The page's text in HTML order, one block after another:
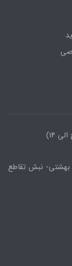
بهشتی- نبش تقاطع